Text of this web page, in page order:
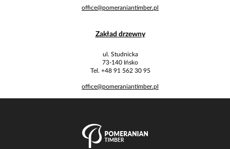
office@pomeraniantimber.pl
Zakład drzewny
ul. Studnicka
73-140 Ińsko
Tel. +48 91 562 30 95
office@pomeraniantimber.pl